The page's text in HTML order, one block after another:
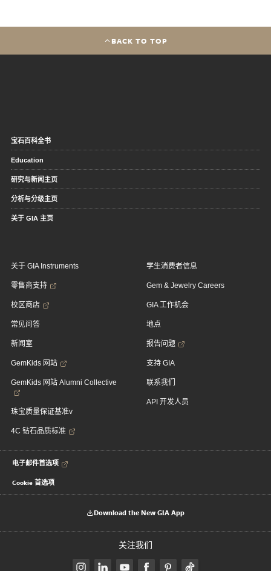
BACK TO TOP
宝石百科全书
Education
研究与新闻主页
分析与分级主页
关于 GIA 主页
关于 GIA Instruments
零售商支持
校区商店
常见问答
新闻室
GemKids 网站
GemKids 网站 Alumni Collective
珠宝质量保证基准v
4C 钻石品质标准
学生消费者信息
Gem & Jewelry Careers
GIA 工作机会
地点
报告问题
支持 GIA
联系我们
API 开发人员
电子邮件首选项
Cookie 首选项
Download the New GIA App
关注我们